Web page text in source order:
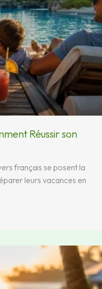
Réussir son
français se posent la
leurs vacances en